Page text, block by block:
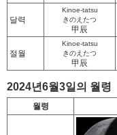
달력
Kinoe-tatsu
きのえたつ
甲辰
절월
Kinoe-tatsu
きのえたつ
甲辰
2024년6월3일의 월령
월령